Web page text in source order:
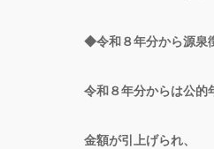
◆令和８年分から源泉
令和８年分からは公的
金額が引上げられ、